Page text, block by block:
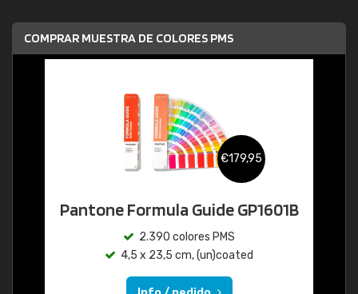
COMPRAR MUESTRA DE COLORES PMS
€179,95
Pantone Formula Guide GP1601B
2.390 colores PMS
4,5 x 23,5 cm, (un)coated